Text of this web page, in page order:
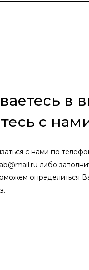
в
с
с нами по
либо
определиться